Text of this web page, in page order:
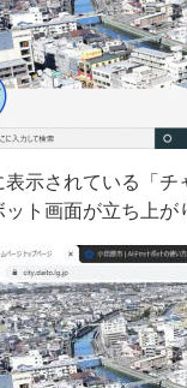
表示されている「チ
ット画面が立ち上が